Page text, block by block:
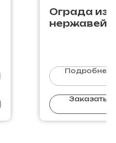
Ограда из
Подробнее
Заказать